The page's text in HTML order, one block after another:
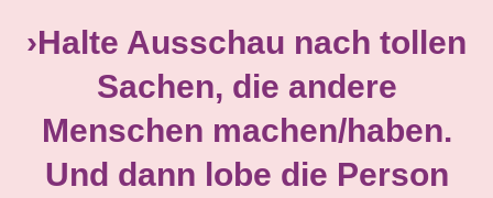
›Halte Ausschau nach tollen
Sachen, die andere
Menschen machen/haben.
Und dann lobe die Person